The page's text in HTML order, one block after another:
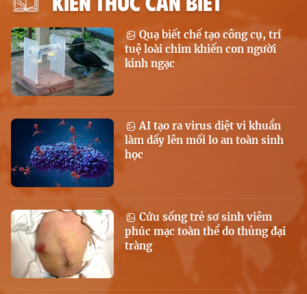
Quạ biết chế tạo công cụ, trí
tuệ loài chim khiến con người
kinh ngạc
AI tạo ra virus diệt vi khuẩn
làm dấy lên mối lo an toàn sinh
học
Cứu sống trẻ sơ sinh viêm
phúc mạc toàn thể do thủng đại
tràng